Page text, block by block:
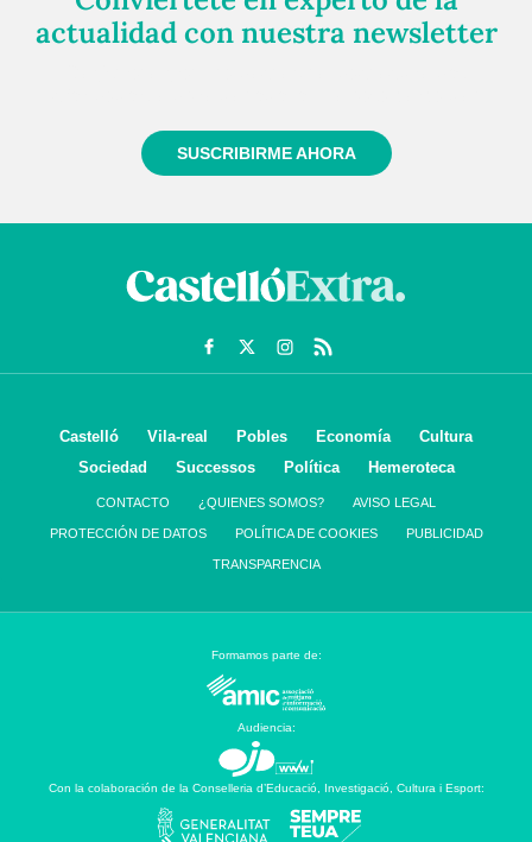
actualidad con nuestra newsletter
SUSCRIBIRME AHORA
Castelló Vila-real Pobles Economía
Cultura
Sociedad
Successos Política Hemeroteca
CONTACTO ¿QUIENES SOMOS? AVISO LEGAL
PROTECCIÓN DE DATOS POLÍTICA DE COOKIES PUBLICIDAD
TRANSPARENCIA
Formamos parte de:
Audiencia:
Con la colaboración de la Conselleria d’Educació, Investigació, Cultura i Esport: